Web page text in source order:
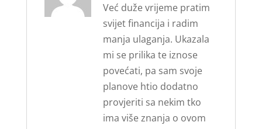
Već duže vrijeme pratim
svijet financija i radim
manja ulaganja. Ukazala
mi se prilika te iznose
povećati, pa sam svoje
planove htio dodatno
provjeriti sa nekim tko
ima više znanja o ovom